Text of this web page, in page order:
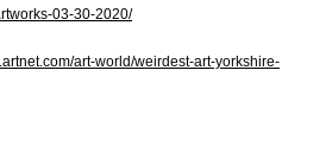
03-30-2020/
art-world/weirdest-art-yorkshire-